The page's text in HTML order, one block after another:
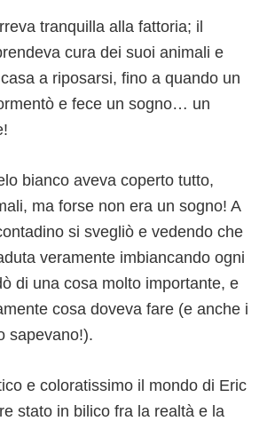
tranquilla alla fattoria; il
cura dei suoi animali e
a riposarsi, fino a quando un
e fece un sogno… un
bianco aveva coperto tutto,
ma forse non era un sogno! A
si svegliò e vedendo che
veramente imbiancando ogni
di una cosa molto importante, e
cosa doveva fare (e anche i
sapevano!).
e coloratissimo il mondo di Eric
stato in bilico fra la realtà e la